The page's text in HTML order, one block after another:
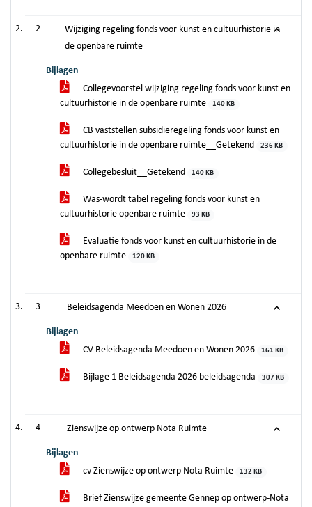
2
Wijziging regeling fonds voor kunst en cultuurhistorie in
de openbare ruimte
Bijlagen
Collegevoorstel wijziging regeling fonds voor kunst en
cultuurhistorie in de openbare ruimte
140 KB
CB vaststellen subsidieregeling fonds voor kunst en
cultuurhistorie in de openbare ruimte__Getekend
236 KB
Collegebesluit__Getekend 140 KB
Was-wordt tabel regeling fonds voor kunst en
cultuurhistorie openbare ruimte
93 KB
Evaluatie fonds voor kunst en cultuurhistorie in de
openbare ruimte
120 KB
3 Beleidsagenda Meedoen en Wonen 2026
Bijlagen
CV Beleidsagenda Meedoen en Wonen 2026
161 KB
Bijlage 1 Beleidsagenda 2026 beleidsagenda 307 KB
4 Zienswijze op ontwerp Nota Ruimte
Bijlagen
cv Zienswijze op ontwerp Nota Ruimte
132 KB
Brief Zienswijze gemeente Gennep op ontwerp-Nota